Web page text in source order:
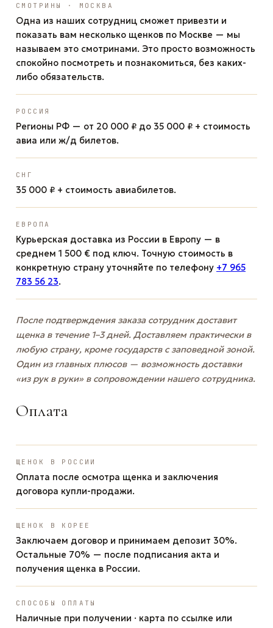
СМОТРИНЫ · МОСКВА
Одна из наших сотрудниц сможет привезти и
показать вам несколько щенков по Москве — мы
называем это смотринами. Это просто возможность
спокойно посмотреть и познакомиться, без каких-
либо обязательств.
РОССИЯ
Регионы РФ — от 20 000 ₽ до 35 000 ₽ + стоимость
авиа или ж/д билетов.
СНГ
35 000 ₽ + стоимость авиабилетов.
ЕВРОПА
Курьерская доставка из России в Европу — в
среднем 1 500 € под ключ. Точную стоимость в
конкретную страну уточняйте по телефону +7 965
783 56 23.
После подтверждения заказа сотрудник доставит
щенка в течение 1–3 дней. Доставляем практически в
любую страну, кроме государств с заповедной зоной.
Один из главных плюсов — возможность доставки
«из рук в руки» в сопровождении нашего сотрудника.
Оплата
ЩЕНОК В РОССИИ
Оплата после осмотра щенка и заключения
договора купли-продажи.
ЩЕНОК В КОРЕЕ
Заключаем договор и принимаем депозит 30%.
Остальные 70% — после подписания акта и
получения щенка в России.
СПОСОБЫ ОПЛАТЫ
Наличные при получении · карта по ссылке или